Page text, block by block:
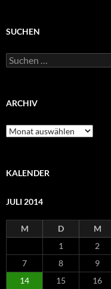
SUCHEN
Suchen
nach:
ARCHIV
Archiv
KALENDER
JULI 2014
M D M
1
2
7
8 9
14
15 16